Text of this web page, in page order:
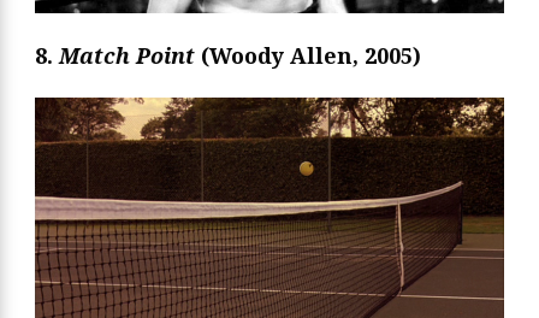
8.Match Point (Woody Allen, 2005)